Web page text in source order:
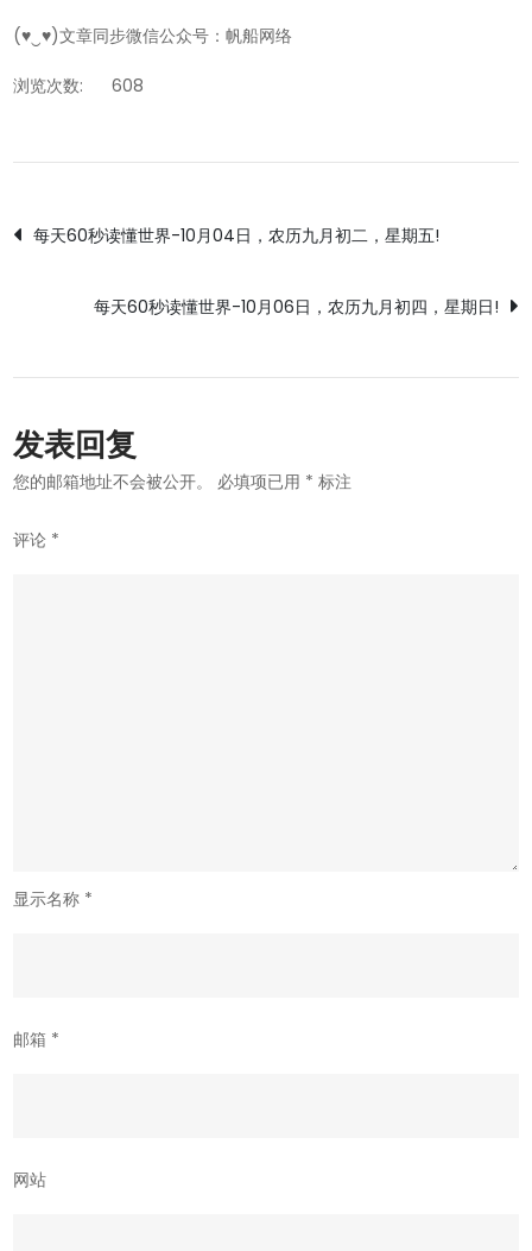
(♥‿♥)文章同步微信公众号：帆船网络
浏览次数: 608
文
导
航
每天60秒读懂世界-10月04日，农历九月初二，星期五!
每天60秒读懂世界-10月06日，农历九月初四，星期日!
发表回复
您的邮箱地址不会被公开。 必填项已用 * 标注
评论 *
显示名称 *
邮箱 *
网站